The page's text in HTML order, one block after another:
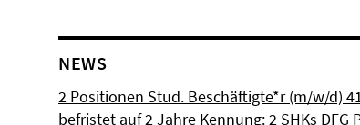
NEWS
2 Positionen Stud. Beschäftigte*r (m/w/d)
befristet auf 2 Jahre Kennung: 2 SHKs DFG